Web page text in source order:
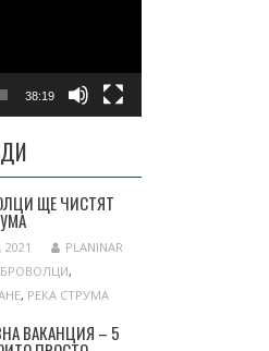
38:19
ЩЕ ЧИСТЯТ
PLANINAR
,
, РЕКА СТРУМА
ВАКАНЦИЯ – 5